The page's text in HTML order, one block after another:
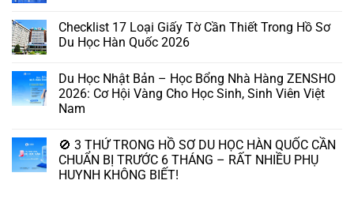
Checklist 17 Loại Giấy Tờ Cần Thiết Trong Hồ Sơ
Du Học Hàn Quốc 2026
Du Học Nhật Bản – Học Bổng Nhà Hàng ZENSHO
2026: Cơ Hội Vàng Cho Học Sinh, Sinh Viên Việt
Nam
🚫 3 THỨ TRONG HỒ SƠ DU HỌC HÀN QUỐC CẦN
CHUẨN BỊ TRƯỚC 6 THÁNG – RẤT NHIỀU PHỤ
HUYNH KHÔNG BIẾT!